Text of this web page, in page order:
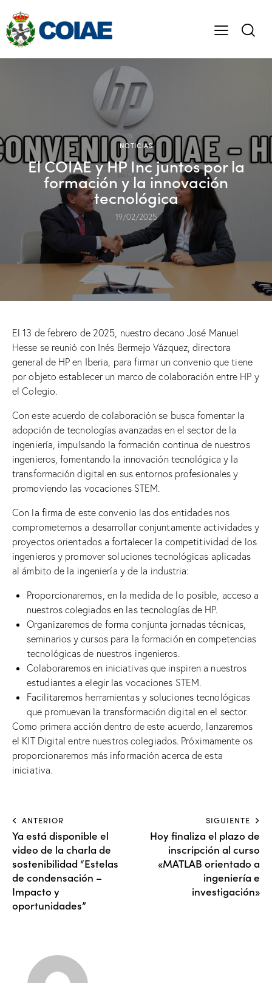
NOTICIAS
El COIAE y HP Inc juntos por la
formación y la innovación
tecnológica
19/02/2025
El 13 de febrero de 2025, nuestro decanoJosé Manuel
Hesse se reunió con Inés Bermejo Vázquez, directora
general de HP en Iberia, para firmar un convenio que tiene
por objeto establecer un marco de colaboración entre HP y
el Colegio.
Con este acuerdo de colaboración se busca fomentar la
adopción de tecnologías avanzadas en el sector de la
ingeniería, impulsando la formación continua de nuestros
ingenieros, fomentando la innovación tecnológica y la
transformación digital en sus entornos profesionales y
promoviendo las vocaciones STEM.
Con la firma de este convenio las dos entidades nos
comprometemos a desarrollar conjuntamente actividades y
proyectos orientados a fortalecer la competitividad de los
ingenieros y promover soluciones tecnológicas aplicadas
al ámbito de la ingeniería y de la industria:
Proporcionaremos, en la medida de lo posible, acceso a
nuestros colegiados en las tecnologías de HP.
Organizaremos de forma conjunta jornadas técnicas,
seminarios y cursos para la formación en competencias
tecnológicas de nuestros ingenieros.
Colaboraremos en iniciativas que inspiren a nuestros
estudiantes a elegir las vocaciones STEM.
Facilitaremos herramientas y soluciones tecnológicas
que promuevan la transformación digital en el sector.
Como primera acción dentro de este acuerdo, lanzaremos
el KIT Digital entre nuestros colegiados. Próximamente os
proporcionaremos más información acerca de esta
iniciativa.
ANTERIOR
Ya está disponible el
video de la charla de
sostenibilidad “Estelas
de condensación –
Impacto y
oportunidades”
SIGUIENTE
Hoy finaliza el plazo de
inscripción al curso
«MATLAB orientado a
ingeniería e
investigación»